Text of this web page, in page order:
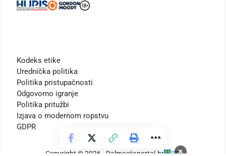
×
Kodeks etike
Urednička politika
Politika pristupačnosti
Odgovorno igranje
Politika pritužbi
Izjava o modernom ropstvu
GDPR
Copyright © 2026 - Dalmacijaportal.hr